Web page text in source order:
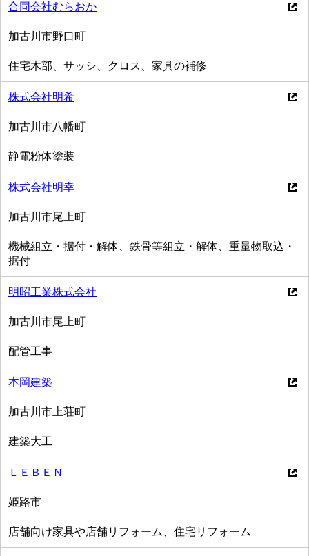
合同会社むらおか
加古川市野口町
住宅木部、サッシ、クロス、家具の補修
株式会社明希
加古川市八幡町
静電粉体塗装
株式会社明幸
加古川市尾上町
機械組立・据付・解体、鉄骨等組立・解体、重量物取込・
据付
明昭工業株式会社
加古川市尾上町
配管工事
本岡建築
加古川市上荘町
建築大工
ＬＥＢＥＮ
姫路市
店舗向け家具や店舗リフォーム、住宅リフォーム